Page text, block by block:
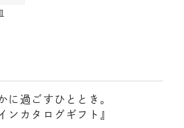
に過ごすひととき。
ンカタログギフト』